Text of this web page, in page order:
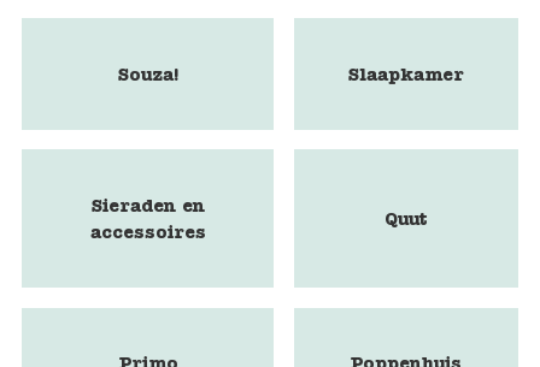
Souza! Slaapkamer
Sieraden en
accessoires
Quut